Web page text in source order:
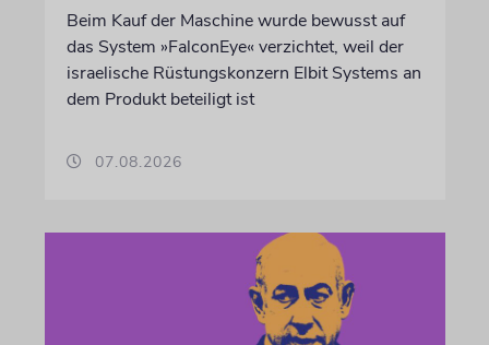
Beim Kauf der Maschine wurde bewusst auf
das System »FalconEye« verzichtet, weil der
israelische Rüstungskonzern Elbit Systems an
dem Produkt beteiligt ist
07.08.2026